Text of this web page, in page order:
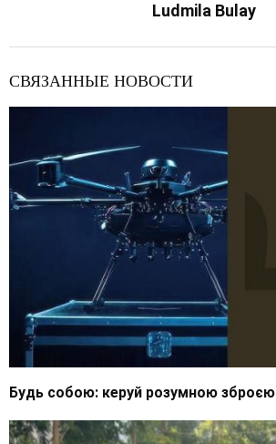
Ludmila Bulay
СВЯЗАННЫЕ НОВОСТИ
Будь собою: керуй розумною зброєю